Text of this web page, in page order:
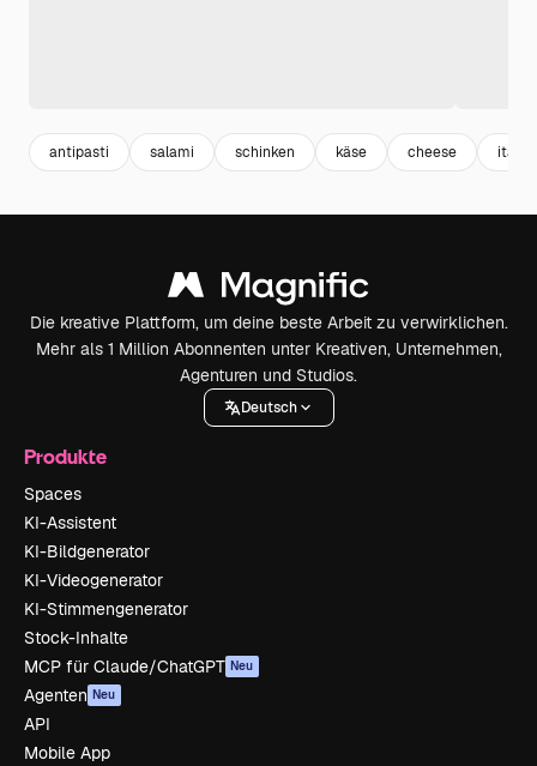
antipasti salami schinken käse cheese
Die kreative Plattform, um deine beste Arbeit zu verwirklichen.
Mehr als 1 Million Abonnenten unter Kreativen, Unternehmen,
Agenturen und Studios.
Deutsch
Produkte
Spaces
KI-Assistent
KI-Bildgenerator
KI-Videogenerator
KI-Stimmengenerator
Stock-Inhalte
MCP für Claude/ChatGPT Neu
Agenten Neu
API
Mobile App